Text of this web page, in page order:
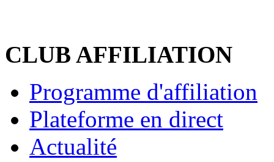
CLUB AFFILIATION
Programme d'affiliation
Plateforme en direct
Actualité